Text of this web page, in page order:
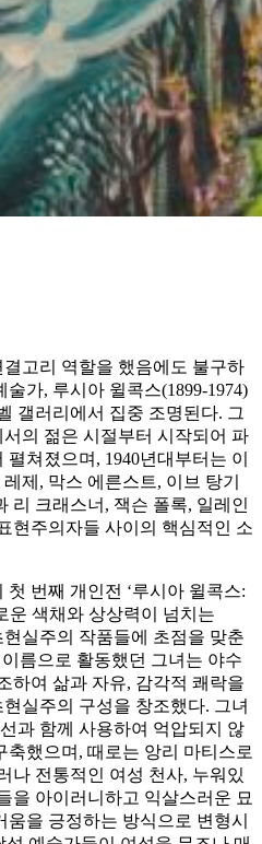
고리 역할을 했음에도 불구하
가, 루시아 윌콕스(1899-1974)
갤러리에서 집중 조명된다. 그
의 젊은 시절부터 시작되어 파
쳐졌으며, 1940년대부터는 이
제, 막스 에른스트, 이브 탕기
리 크래스너, 잭슨 폴록, 일레인
현주의자들 사이의 핵심적인 소
번째 개인전 ‘루시아 윌콕스:
운 색채와 상상력이 넘치는
현실주의 작품들에 초점을 맞춘
름으로 활동했던 그녀는 야수
하여 삶과 자유, 감각적 쾌락을
실주의 구성을 창조했다. 그녀
과 함께 사용하여 억압되지 않
축했으며, 때로는 앙리 마티스로
나 전통적인 여성 천사, 누워있
을 아이러니하고 익살스러운 묘
을 긍정하는 방식으로 변형시